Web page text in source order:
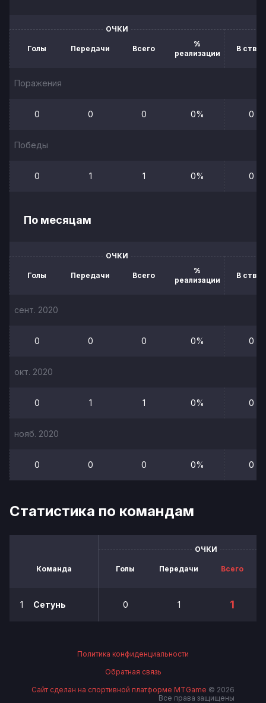
ОЧКИ
Голы Передачи Всего
%
реализации
В створ
Поражения
0 0 0 0% 0
Победы
0 1 1 0% 0
По месяцам
ОЧКИ
Голы Передачи Всего
%
реализации
В створ
сент. 2020
0 0 0 0% 0
окт. 2020
0 1 1 0% 0
нояб. 2020
0 0 0 0% 0
Статистика по командам
Команда
ОЧКИ
Голы Передачи Всего
1 Сетунь 0 1 1
Политика конфиденциальности
Обратная связь
Сайт сделан на спортивной платформе MTGame © 2026
Все права защищены